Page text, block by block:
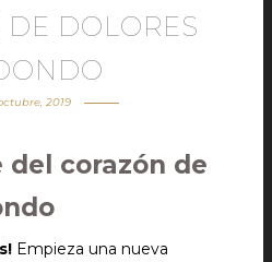
DOLORES
2019
del corazón de
Empieza una nueva